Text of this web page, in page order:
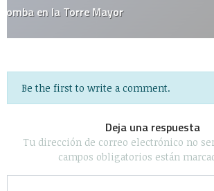
El gran negocio de las apps móviles
Be the first to write a comment.
Deja una respuesta
Tu dirección de correo electrónico no
campos obligatorios están